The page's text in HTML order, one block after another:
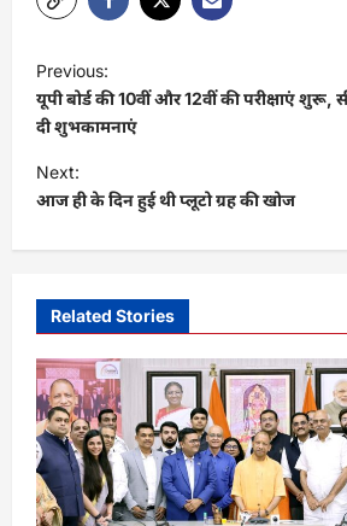
P
o
s
t
n
a
g
a
t
i
o
Previous:
यूपी बोर्ड की 10वीं और 12वीं की परीक्षाएं शुरू,
दी शुभकामनाएं
Next:
आज ही के दिन हुई थी प्लूटो ग्रह की खोज
Related Stories